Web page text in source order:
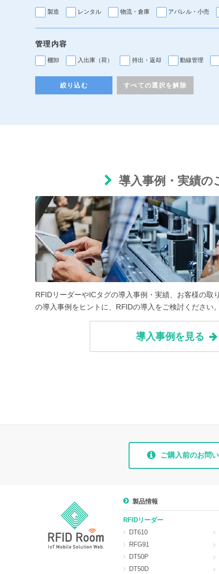
製造 レンタル 物流・倉庫 アパレル・小売
管理内容
棚卸 入出庫（荷） 持出・返却 動線管理
絞り込む すべての選択を解除
導入事例・実績の
RFIDリーダーやICタグの導入事例・実績、お客様の取
の導入事例をヒントに、RFIDの導入をご検討ください
導入事例を見る
ご購入前のお問
製品情報
RFIDリーダー
DT610
RFG91
DT50P
DT50D